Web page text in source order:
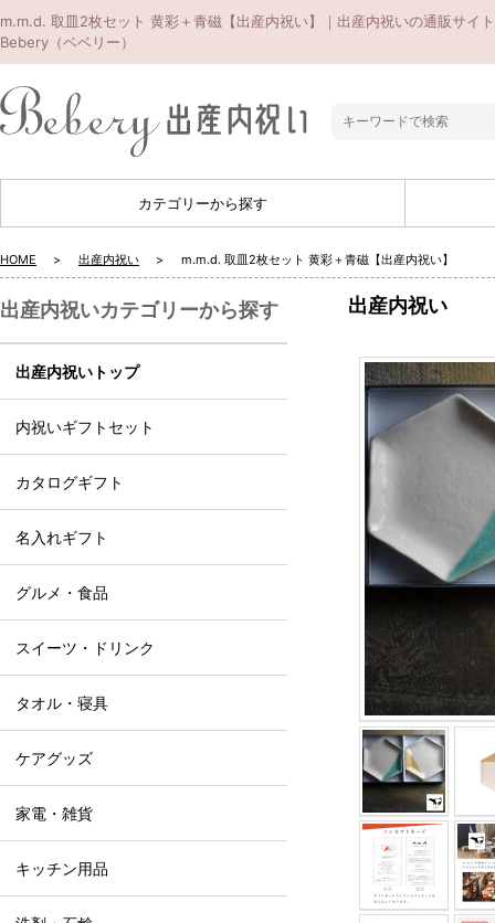
m.m.d. 取皿2枚セット 黄彩＋青磁【出産内祝い】｜出産内祝いの通販サイト
Bebery（ベベリー）
カテゴリーから探す
HOME 出産内祝い m.m.d. 取皿2枚セット 黄彩＋青磁【出産内祝い】
出産内祝い
出産内祝いカテゴリーから探す
出産内祝いトップ
内祝いギフトセット
カタログギフト
名入れギフト
グルメ・食品
スイーツ・ドリンク
タオル・寝具
ケアグッズ
家電・雑貨
キッチン用品